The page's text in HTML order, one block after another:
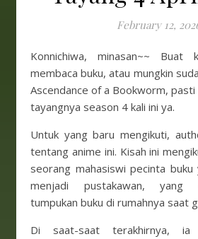
February 12,
Konnichiwa, minasan~~ Buat kalian yang suka
membaca buku, atau mungkin
Ascendance of a Bookworm,
tayangnya season 4 kali ini ya.
Untuk yang baru mengikuti,
tentang anime ini. Kisah ini
seorang mahasiswi pecinta buku
menjadi pustakawan, yang
tumpukan buku di rumahnya saat
Di saat-saat terakhirnya, ia